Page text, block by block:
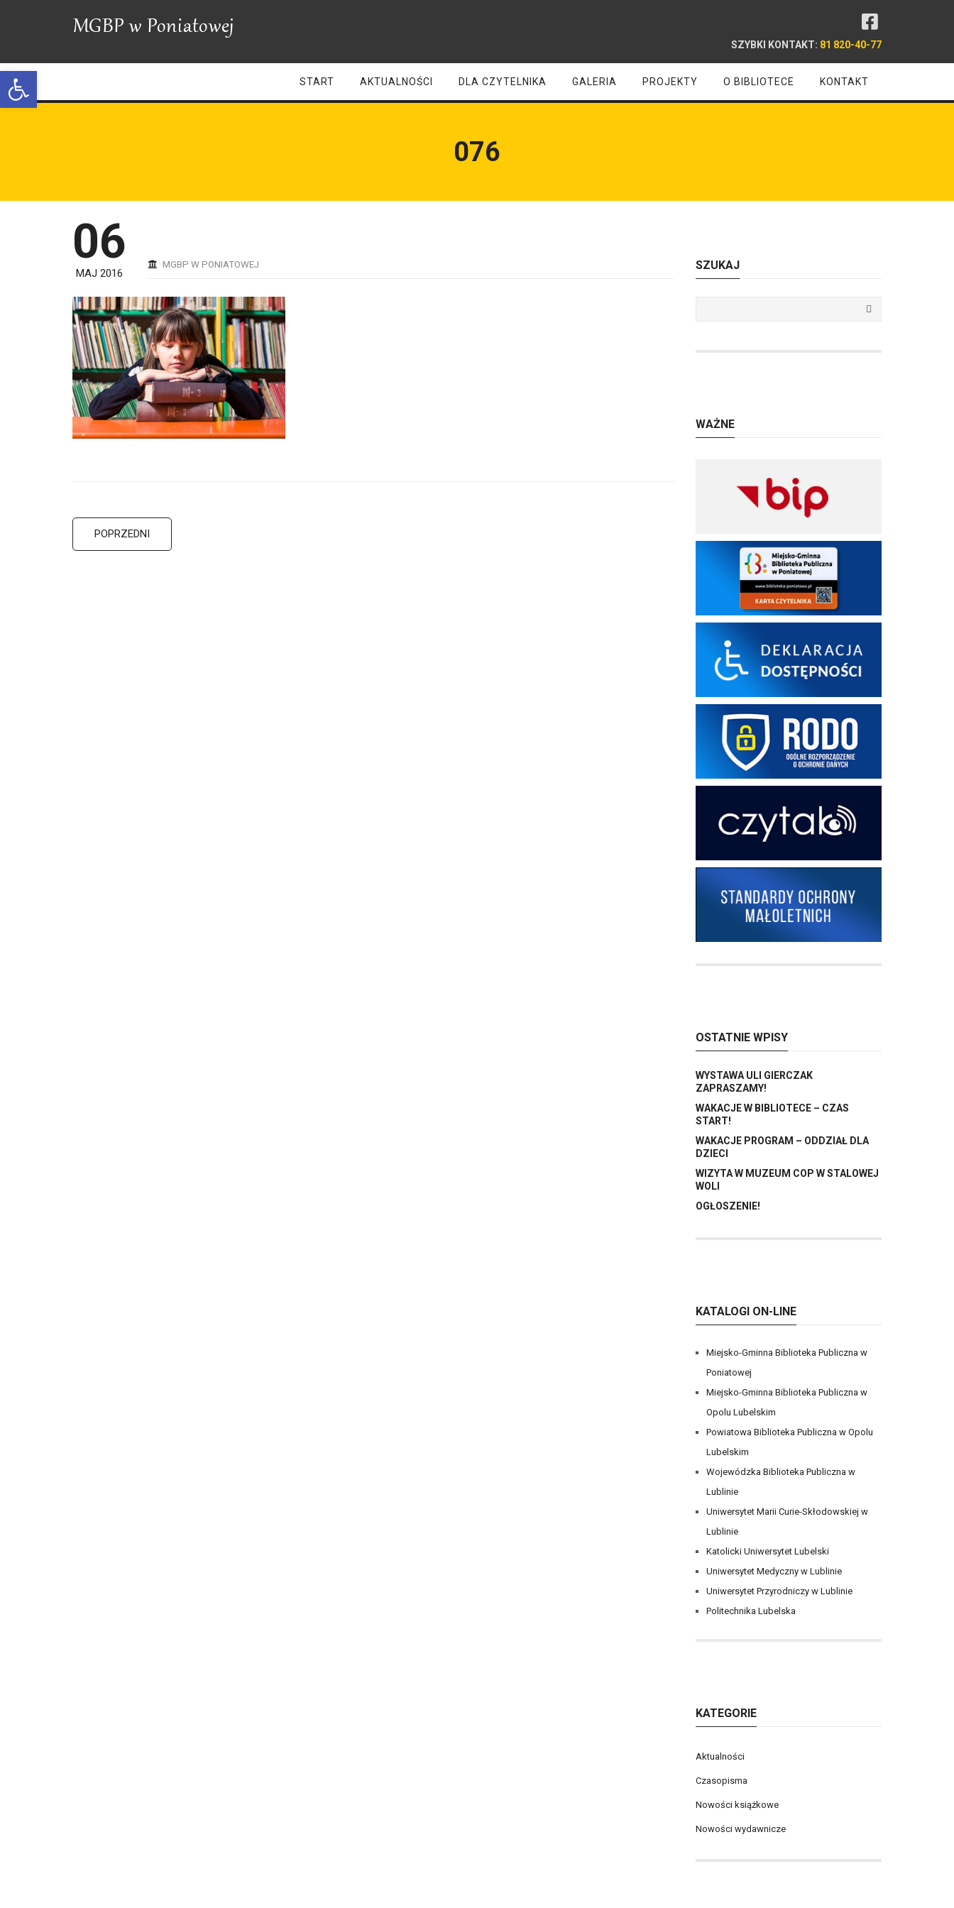
Open toolbar
SZYBKI KONTAKT: 81 820-40-77
START AKTUALNOŚCI DLA CZYTELNIKA GALERIA PROJEKTY O BIBLIOTECE KONTAKT
076
06
MAJ 2016
MGBP W PONIATOWEJ
POPRZEDNI
SZUKAJ
WAŻNE
OSTATNIE WPISY
WYSTAWA ULI GIERCZAK
ZAPRASZAMY!
WAKACJE W BIBLIOTECE – CZAS
START!
WAKACJE PROGRAM – ODDZIAŁ DLA
DZIECI
WIZYTA W MUZEUM COP W STALOWEJ
WOLI
OGŁOSZENIE!
KATALOGI ON-LINE
Miejsko-Gminna Biblioteka Publiczna w
Poniatowej
Miejsko-Gminna Biblioteka Publiczna w
Opolu Lubelskim
Powiatowa Biblioteka Publiczna w Opolu
Lubelskim
Wojewódzka Biblioteka Publiczna w
Lublinie
Uniwersytet Marii Curie-Skłodowskiej w
Lublinie
Katolicki Uniwersytet Lubelski
Uniwersytet Medyczny w Lublinie
Uniwersytet Przyrodniczy w Lublinie
Politechnika Lubelska
KATEGORIE
Aktualności
Czasopisma
Nowości książkowe
Nowości wydawnicze